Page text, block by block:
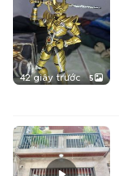
42 giây trước 5